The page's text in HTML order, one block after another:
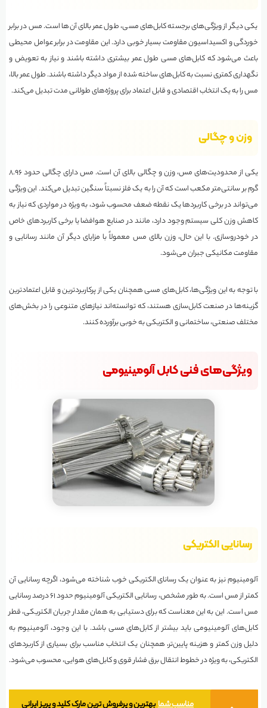
یکی دیگر از ویژگی‌های برجسته کابل‌های مسی، طول عمر بالای آن‌ها است. مس در برابر
خوردگی و اکسیداسیون مقاومت بسیار خوبی دارد. این مقاومت در برابر عوامل محیطی
باعث می‌شود که کابل‌های مسی طول عمر بیشتری داشته باشند و نیاز به تعویض و
نگهداری کمتری نسبت به کابل‌های ساخته شده از مواد دیگر داشته باشند. طول عمر بالا،
مس را به یک انتخاب اقتصادی و قابل اعتماد برای پروژه‌های طولانی مدت تبدیل می‌کند.
وزن و چگالی
یکی از محدودیت‌های مس، وزن و چگالی بالای آن است. مس دارای چگالی حدود ۸.۹۶
گرم بر سانتی‌متر مکعب است که آن را به یک فلز نسبتاً سنگین تبدیل می‌کند. این ویژگی
می‌تواند در برخی کاربردها یک نقطه ضعف محسوب شود، به ویژه در مواردی که نیاز به
کاهش وزن کلی سیستم وجود دارد، مانند در صنایع هوافضا یا برخی کاربردهای خاص
در خودروسازی. با این حال، وزن بالای مس معمولاً با مزایای دیگر آن مانند رسانایی و
مقاومت مکانیکی جبران می‌شود.
با توجه به این ویژگی‌ها، کابل‌های مسی همچنان یکی از پرکاربردترین و قابل اعتمادترین
گزینه‌ها در صنعت کابل‌سازی هستند، که توانسته‌اند نیازهای متنوعی را در بخش‌های
مختلف صنعتی، ساختمانی و الکتریکی به خوبی برآورده کنند.
ویژگی‌های فنی کابل آلومینیومی
رسانایی الکتریکی
آلومینیوم نیز به عنوان یک رسانای الکتریکی خوب شناخته می‌شود، اگرچه رسانایی آن
کمتر از مس است. به طور مشخص، رسانایی الکتریکی آلومینیوم حدود ۶۱ درصد رسانایی
مس است. این به این معناست که برای دستیابی به همان مقدار جریان الکتریکی، قطر
کابل‌های آلومینیومی باید بیشتر از کابل‌های مسی باشد. با این وجود، آلومینیوم به
دلیل وزن کمتر و هزینه پایین‌تر، همچنان یک انتخاب مناسب برای بسیاری از کاربردهای
الکتریکی، به ویژه در خطوط انتقال برق فشار قوی و کابل‌های هوایی، محسوب می‌شود.
مناسب شمابهترین و پرفروش ترین مارک کلید و پریز ایرانی